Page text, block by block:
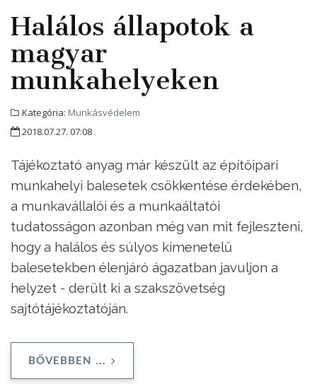
Halálos állapotok a
magyar
munkahelyeken
Kategória: Munkásvédelem
2018.07.27. 07:08
Tájékoztató anyag már készült az építőipari
munkahelyi balesetek csökkentése érdekében,
a munkavállalói és a munkaáltatói
tudatosságon azonban még van mit fejleszteni,
hogy a halálos és súlyos kimenetelű
balesetekben élenjáró ágazatban javuljon a
helyzet - derült ki a szakszövetség
sajtótájékoztatóján.
BŐVEBBEN ...